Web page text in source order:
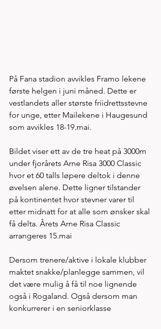
På Fana stadion avvikles Framo lekene
første helgen i juni måned. Dette er
vestlandets aller største friidrettsstevne
for unge, etter Mailekene i Haugesund
som avvikles 18-19.mai.
Bildet viser ett av de tre heat på 3000m
under fjorårets Arne Risa 3000 Classic
hvor et 60 talls løpere deltok i denne
øvelsen alene. Dette ligner tilstander
på kontinentet hvor stevner varer til
etter midnatt for at alle som ønsker skal
få delta. Årets Arne Risa Classic
arrangeres 15.mai
Dersom trenere/aktive i lokale klubber
maktet snakke/planlegge sammen, vil
det være mulig å få til noe lignende
også i Rogaland. Også dersom man
konkurrerer i en seniorklasse